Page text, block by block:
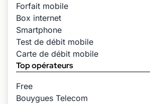
Forfait mobile
Box internet
Smartphone
Test de débit mobile
Carte de débit mobile
Top opérateurs
Free
Bouygues Telecom